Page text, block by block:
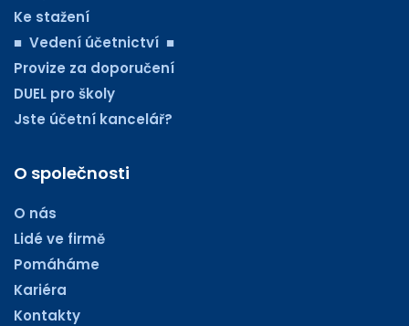
Ke stažení
■ Vedení účetnictví ■
Provize za doporučení
DUEL pro školy
Jste účetní kancelář?
O společnosti
O nás
Lidé ve firmě
Pomáháme
Kariéra
Kontakty